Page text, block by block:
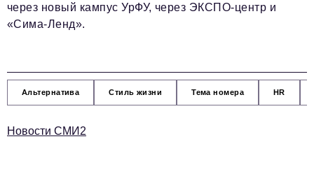
через новый кампус УрФУ, через ЭКСПО-центр и
«Сима-Ленд».
Альтернатива Стиль жизни Тема номера HR
Новости СМИ2